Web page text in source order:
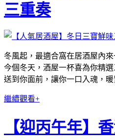
三重奏
冬風起，最適合窩在居酒屋內
今個冬天，酒屋一杯喜為你精
送到你面前，讓你一口入魂，暖
繼續觀看+
【迎丙午年】